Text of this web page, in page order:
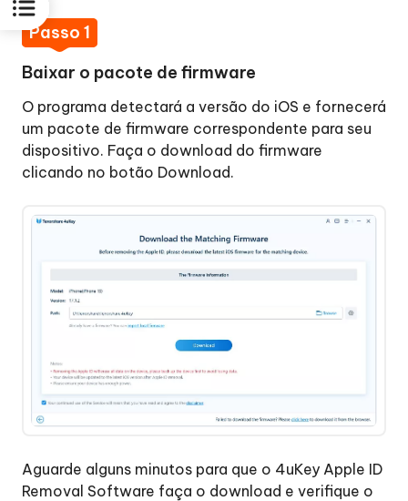
Passo 1
Baixar o pacote de firmware
O programa detectará a versão do iOS e fornecerá
um pacote de firmware correspondente para seu
dispositivo. Faça o download do firmware
clicando no botão Download.
Aguarde alguns minutos para que o 4uKey Apple ID
Removal Software faça o download e verifique o